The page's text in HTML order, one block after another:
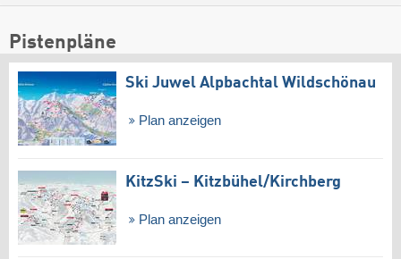
Pistenpläne
Ski Juwel Alpbachtal Wildschönau
Plan anzeigen
KitzSki – Kitzbühel/​Kirchberg
Plan anzeigen